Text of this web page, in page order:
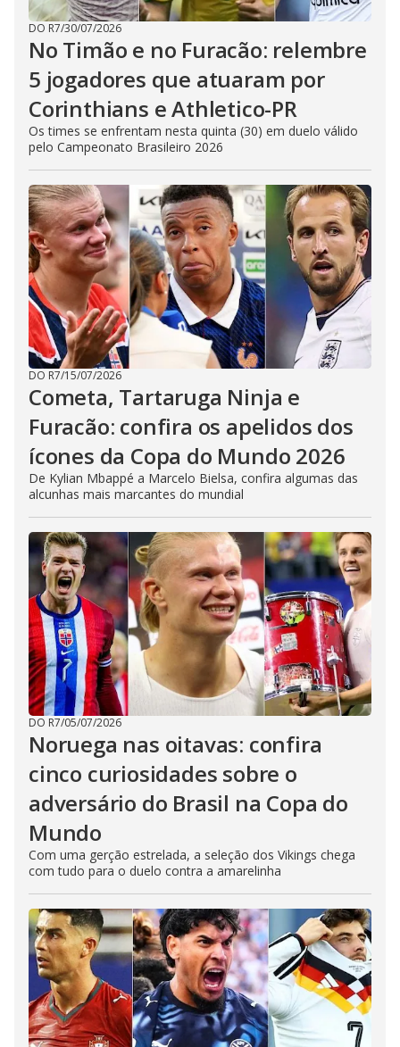
DO R7/30/07/2026
No Timão e no Furacão: relembre
5 jogadores que atuaram por
Corinthians e Athletico-PR
Os times se enfrentam nesta quinta (30) em duelo válido
pelo Campeonato Brasileiro 2026
DO R7/15/07/2026
Cometa, Tartaruga Ninja e
Furacão: confira os apelidos dos
ícones da Copa do Mundo 2026
De Kylian Mbappé a Marcelo Bielsa, confira algumas das
alcunhas mais marcantes do mundial
DO R7/05/07/2026
Noruega nas oitavas: confira
cinco curiosidades sobre o
adversário do Brasil na Copa do
Mundo
Com uma gerção estrelada, a seleção dos Vikings chega
com tudo para o duelo contra a amarelinha